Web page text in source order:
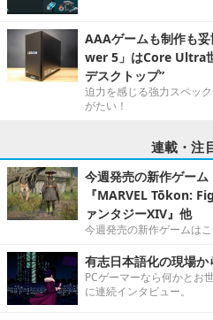
AAAゲームも制作も
wer 5」はCore Ultra
デスクトップ”
迫力を感じる強力スペッ
がたい！
連載・注
今週発売の新作ゲー
『MARVEL Tōkon:
ァンタジーXIV』他
今週発売の新作ゲームはこ
有志日本語化の現場か
PCゲーマーなら何かとお
に連続インタビュー。